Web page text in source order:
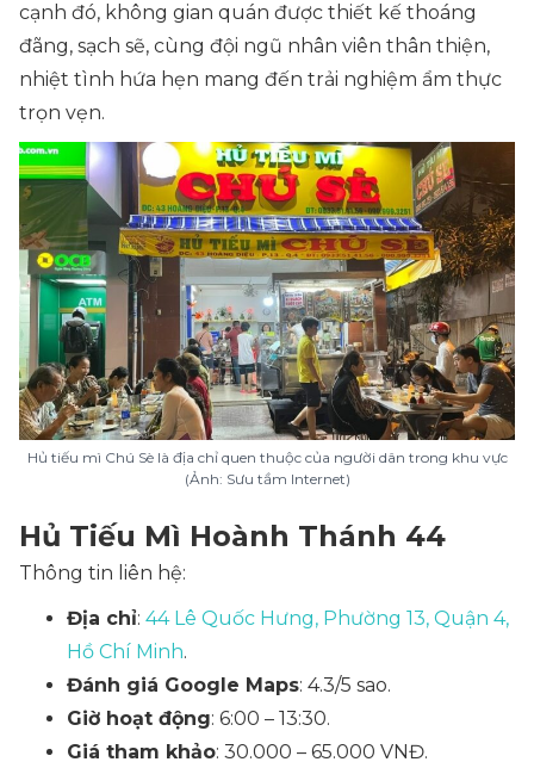
cạnh đó, không gian quán được thiết kế thoáng
đãng, sạch sẽ, cùng đội ngũ nhân viên thân thiện,
nhiệt tình hứa hẹn mang đến trải nghiệm ẩm thực
trọn vẹn.
Hủ tiếu mì Chú Sè là địa chỉ quen thuộc của người dân trong khu vực
(Ảnh: Sưu tầm Internet)
Hủ Tiếu Mì Hoành Thánh 44
Thông tin liên hệ:
Địa chỉ: 44 Lê Quốc Hưng, Phường 13, Quận 4,
Hồ Chí Minh.
Đánh giá Google Maps: 4.3/5 sao.
Giờ hoạt động: 6:00 – 13:30.
Giá tham khảo: 30.000 – 65.000 VNĐ.